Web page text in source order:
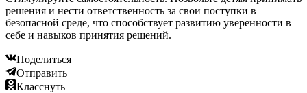
решения и нести ответственность за свои поступки в
безопасной среде, что способствует развитию уверенности в
себе и навыков принятия решений.
Поделиться
Отправить
Класснуть